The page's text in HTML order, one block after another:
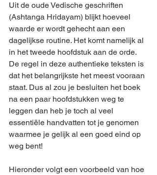
Uit de oude Vedische geschriften
(Ashtanga Hridayam) blijkt hoeveel
waarde er wordt gehecht aan een
dagelijkse routine. Het komt namelijk al
in het tweede hoofdstuk aan de orde.
De regel in deze authentieke teksten is
dat het belangrijkste het meest vooraan
staat. Dus al zou je besluiten het boek
na een paar hoofdstukken weg te
leggen dan heb je toch al veel
essentiële handvatten tot je genomen
waarmee je gelijk al een goed eind op
weg bent!
Hieronder volgt een voorbeeld van hoe